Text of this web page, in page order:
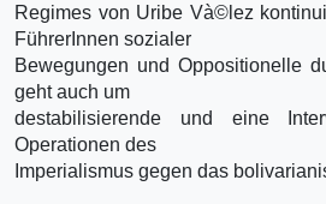
Regimes von Uribe Và©lez
FührerInnen sozialer
Bewegungen und Oppositionelle
geht auch um
destabilisierende und eine
Operationen des
Imperialismus gegen das